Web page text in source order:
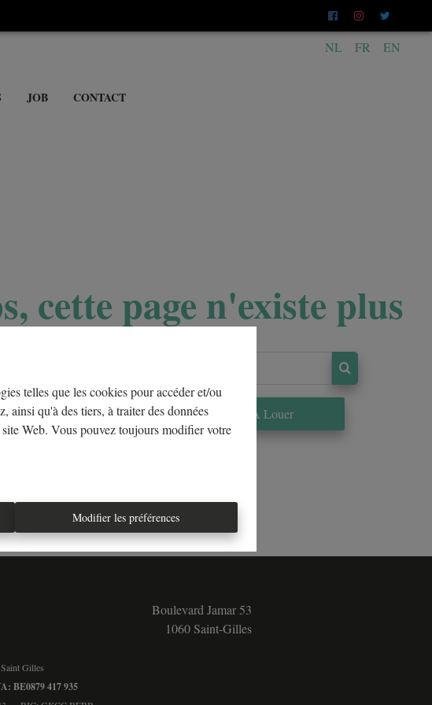
telles que les cookies pour accéder et/ou
ainsi qu'à des tiers, à traiter des données
Web. Vous pouvez toujours modifier votre
Modifier les préférences
JOB CONTACT
NL FR EN
cette page n'existe plus
À Vendre À Louer
Boulevard Jamar 53
1060 Saint-Gilles
Gilles
BE0879 417 935